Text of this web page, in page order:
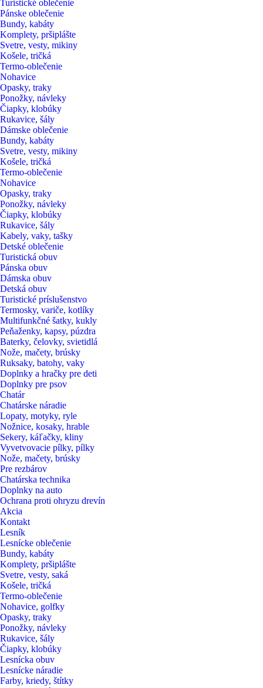
Turistické oblečenie
Pánske oblečenie
Bundy, kabáty
Komplety, pršiplášte
Svetre, vesty, mikiny
Košele, tričká
Termo-oblečenie
Nohavice
Opasky, traky
Ponožky, návleky
Čiapky, klobúky
Rukavice, šály
Dámske oblečenie
Bundy, kabáty
Svetre, vesty, mikiny
Košele, tričká
Termo-oblečenie
Nohavice
Opasky, traky
Ponožky, návleky
Čiapky, klobúky
Rukavice, šály
Kabely, vaky, tašky
Detské oblečenie
Turistická obuv
Pánska obuv
Dámska obuv
Detská obuv
Turistické príslušenstvo
Termosky, variče, kotlíky
Multifunkčné šatky, kukly
Peňaženky, kapsy, púzdra
Baterky, čelovky, svietidlá
Nože, mačety, brúsky
Ruksaky, batohy, vaky
Doplnky a hračky pre deti
Doplnky pre psov
Chatár
Chatárske náradie
Lopaty, motyky, ryle
Nožnice, kosaky, hrable
Sekery, káľačky, kliny
Vyvetvovacie pílky, pílky
Nože, mačety, brúsky
Pre rezbárov
Chatárska technika
Doplnky na auto
Ochrana proti ohryzu drevín
Akcia
Kontakt
Lesník
Lesnícke oblečenie
Bundy, kabáty
Komplety, pršiplášte
Svetre, vesty, saká
Košele, tričká
Termo-oblečenie
Nohavice, golfky
Opasky, traky
Ponožky, návleky
Rukavice, šály
Čiapky, klobúky
Lesnícka obuv
Lesnícke náradie
Farby, kriedy, štítky